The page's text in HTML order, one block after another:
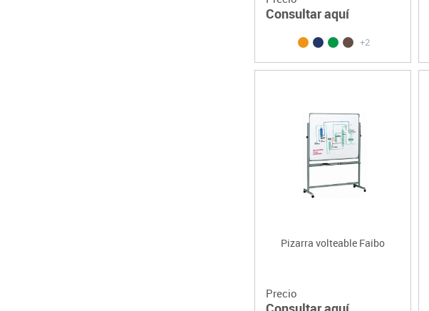
Consultar aquí
+2
Pizarra volteable Faibo
Precio